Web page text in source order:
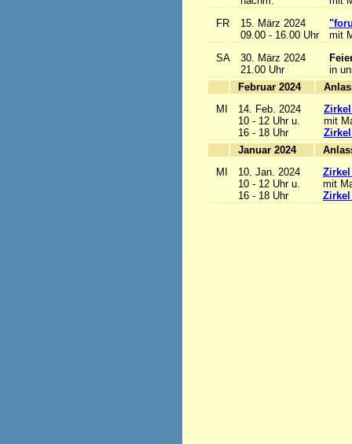
FR
15. März 2024
09.00 - 16.00 Uhr
mit
SA
30. März 2024
21.00 Uhr
in
Februar 2024
MI
14. Feb. 2024
10 - 12 Uhr u.
16 - 18 Uhr
mit
Januar 2024
MI
10. Jan. 2024
10 - 12 Uhr u.
16 - 18 Uhr
mit